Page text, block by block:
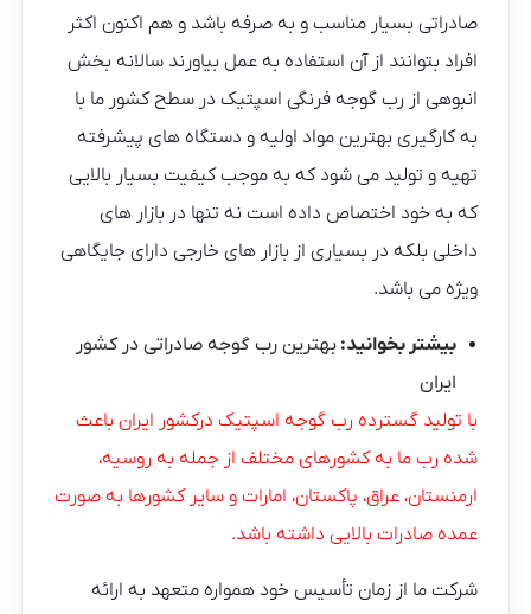
صادراتی بسیار مناسب و به صرفه باشد و هم اکنون اکثر
افراد بتوانند از آن استفاده به عمل بیاورند سالانه بخش
انبوهی از رب گوجه فرنگی اسپتیک در سطح کشور ما با
به کارگیری بهترین مواد اولیه و دستگاه‌ های پیشرفته
تهیه و تولید می‌ شود که به موجب کیفیت بسیار بالایی
که به خود اختصاص داده است نه تنها در بازار های
داخلی بلکه در بسیاری از بازار های خارجی دارای جایگاهی
ویژه می باشد.
بیشتر بخوانید:بهترین رب گوجه صادراتی در کشور
ایران
با تولید گسترده رب گوجه اسپتیک درکشور ایران باعث
شده رب ما به کشورهای مختلف از جمله به روسیه،
ارمنستان، عراق، پاکستان، امارات و سایر کشورها به صورت
عمده صادرات بالایی داشته باشد.
شرکت ما از زمان تأسیس خود همواره متعهد به ارائه